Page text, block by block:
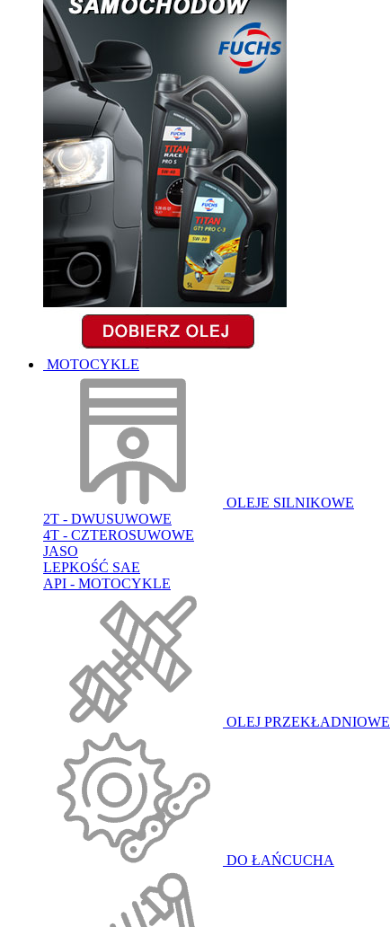
MOTOCYKLE
OLEJE SILNIKOWE
2T - DWUSUWOWE
4T - CZTEROSUWOWE
JASO
LEPKOŚĆ SAE
API - MOTOCYKLE
OLEJ PRZEKŁADNIOWE
DO ŁAŃCUCHA